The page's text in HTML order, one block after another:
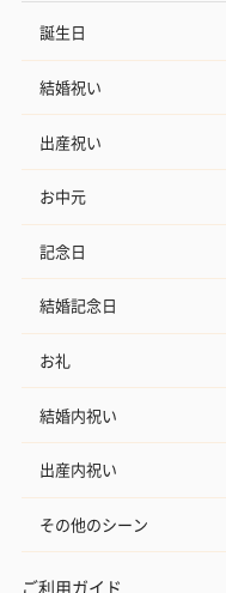
誕生日
結婚祝い
出産祝い
お中元
記念日
結婚記念日
お礼
結婚内祝い
出産内祝い
その他のシーン
ご利用ガイド